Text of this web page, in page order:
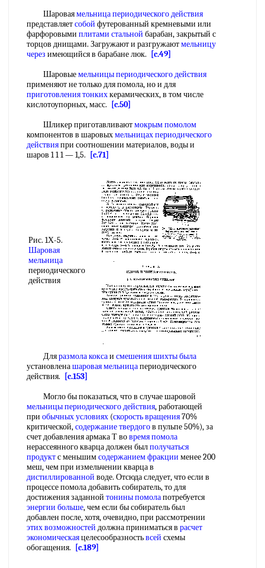
Шароваямельница периодического действия
представляетсобой футерованный кремневыми или
фарфоровыми плитами стальной барабан, закрытый с
торцов днищами. Загружают и разгружаютмельницу
через имеющийся в барабане люк.
[c.49]
Шаровыемельницы периодического действия
применяют не только для помола, но и для
приготовления тонкихкерамических, в том числе
кислотоупорных, масс.
[c.50]
Шликер приготавливаютмокрым помолом
компонентов в шаровыхмельницах периодического
действияпри соотношении материалов, воды и
шаров 1 1 1 — 1,5.
[c.71]
Рис. 1Х-5.
Шаровая
мельница
периодического
действия
Дляразмола коксаи смешения шихтыбыла
установленашаровая мельницапериодического
действия.
[c.153]
Могло бы показаться, что в случае шаровой
мельницы периодического действия, работающей
при обычных условиях (скорость вращения70%
критической,содержание твердогов пульпе 50%), за
счет добавления армака Т вовремя помола
нерассеянного кварца должен былполучаться
продуктс меньшимсодержанием фракции менее 200
меш, чем при измельчении кварца в
дистиллированной воде. Отсюда следует, что если в
процессе помола добавить собиратель, то для
достижения заданной тонины помолапотребуется
энергии больше, чем если бы собиратель был
добавлен после, хотя, очевидно, при рассмотрении
этих возможностей должна приниматься в расчет
экономическаяцелесообразностьвсей схемы
обогащения.
[c.189]